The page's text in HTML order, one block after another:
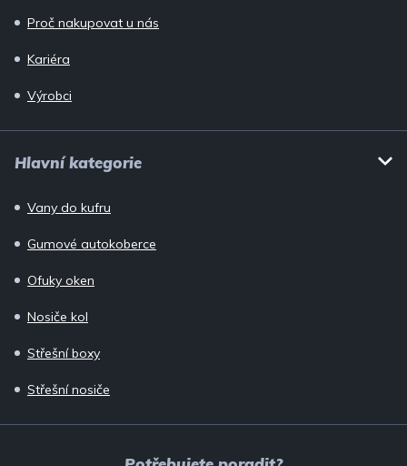
Proč nakupovat u nás
Kariéra
Výrobci
Hlavní kategorie
Vany do kufru
Gumové autokoberce
Ofuky oken
Nosiče kol
Střešní boxy
Střešní nosiče